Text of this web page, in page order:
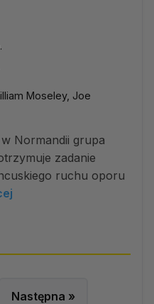
Moseley, Joe
Normandii grupa
zadanie
ruchu oporu
Następna »